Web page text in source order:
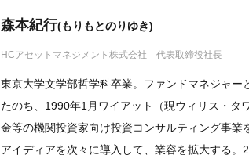
森本紀行(もりもとのりゆき)
HCアセットマネジメント株式会社 代表取締役社長
東京大学文学部哲学科卒業。ファンドマネジャ
たのち、1990年1月ワイアット（現ウィリス・タ
金等の機関投資家向け投資コンサルティング事
アイディアを次々に導入して、業容を拡大する